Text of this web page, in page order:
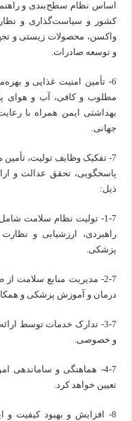
اساس نظام سطح‌بندی و
کشور و سیاست‌گذاری و
واکسن، محصولات زیستی و
و توسعه صادرات.
6- تأمین امنیت غذایی و
مطلوب و کافی، آب و هوای
بهداشتی ایمن همراه با
جهانی.
7- تفکیک وظایف تولیت،
پاسخگویی، تحقق عدالت و
ذیل:
1-7- تولیت نظام سلامت
راهبردی، ارزشیابی و
پزشکی.
2-7- مدیریت منابع سلامت
درمان و آموزش پزشکی و
3-7- تدارک خدمات توسط
و خصوصی.
4-7- هماهنگی و
تعیین خواهد کرد.
8- افزایش و بهبود کیفیت و